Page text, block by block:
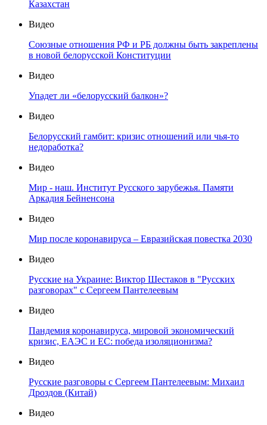
Казахстан
Видео
Союзные отношения РФ и РБ должны быть закреплены
в новой белорусской Конституции
Видео
Упадет ли «белорусский балкон»?
Видео
Белорусский гамбит: кризис отношений или чья-то
недоработка?
Видео
Мир - наш. Институт Русского зарубежья. Памяти
Аркадия Бейненсона
Видео
Мир после коронавируса – Евразийская повестка 2030
Видео
Русские на Украине: Виктор Шестаков в "Русских
разговорах" с Сергеем Пантелеевым
Видео
Пандемия коронавируса, мировой экономический
кризис, ЕАЭС и ЕС: победа изоляционизма?
Видео
Русские разговоры с Сергеем Пантелеевым: Михаил
Дроздов (Китай)
Видео